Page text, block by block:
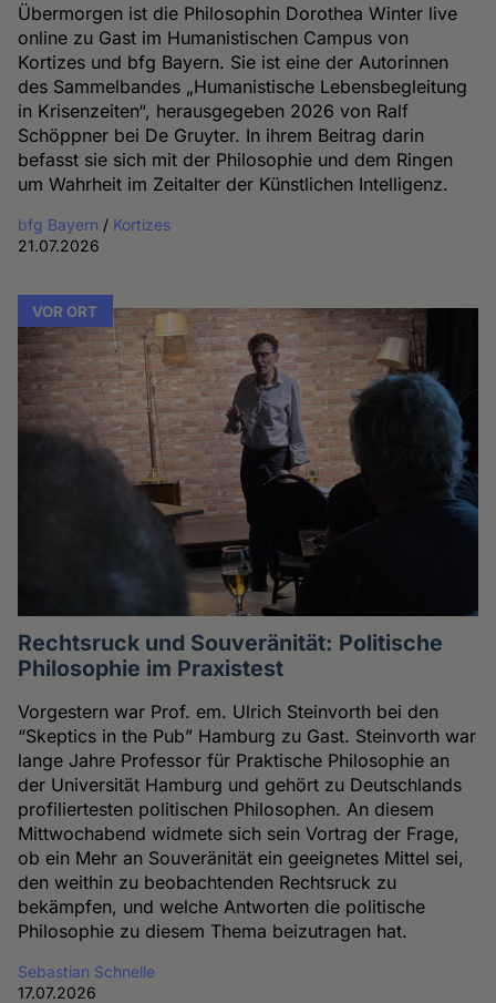
Übermorgen ist die Philosophin Dorothea Winter live
online zu Gast im Humanistischen Campus von
Kortizes und bfg Bayern. Sie ist eine der Autorinnen
des Sammelbandes „Humanistische Lebensbegleitung
in Krisenzeiten“, herausgegeben 2026 von Ralf
Schöppner bei De Gruyter. In ihrem Beitrag darin
befasst sie sich mit der Philosophie und dem Ringen
um Wahrheit im Zeitalter der Künstlichen Intelligenz.
bfg Bayern / Kortizes
21.07.2026
VOR ORT
Rechtsruck und Souveränität: Politische
Philosophie im Praxistest
Vorgestern war Prof. em. Ulrich Steinvorth bei den
“Skeptics in the Pub” Hamburg zu Gast. Steinvorth war
lange Jahre Professor für Praktische Philosophie an
der Universität Hamburg und gehört zu Deutschlands
profiliertesten politischen Philosophen. An diesem
Mittwochabend widmete sich sein Vortrag der Frage,
ob ein Mehr an Souveränität ein geeignetes Mittel sei,
den weithin zu beobachtenden Rechtsruck zu
bekämpfen, und welche Antworten die politische
Philosophie zu diesem Thema beizutragen hat.
Sebastian Schnelle
17.07.2026